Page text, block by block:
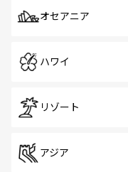
オセアニア
ハワイ
リゾート
アジア